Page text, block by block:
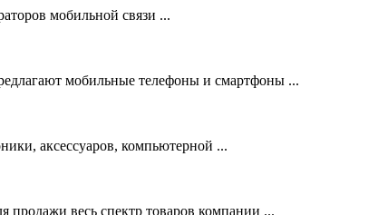
мобильной связи ...
мобильные телефоны и смартфоны ...
аксессуаров, компьютерной ...
весь спектр товаров компании ...